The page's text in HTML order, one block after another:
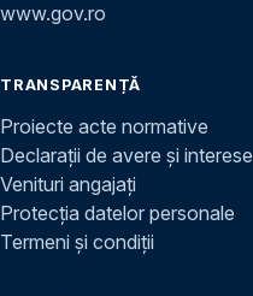
www.gov.ro
TRANSPARENȚĂ
Proiecte acte normative
Declarații de avere și interese
Venituri angajați
Protecția datelor personale
Termeni și condiții